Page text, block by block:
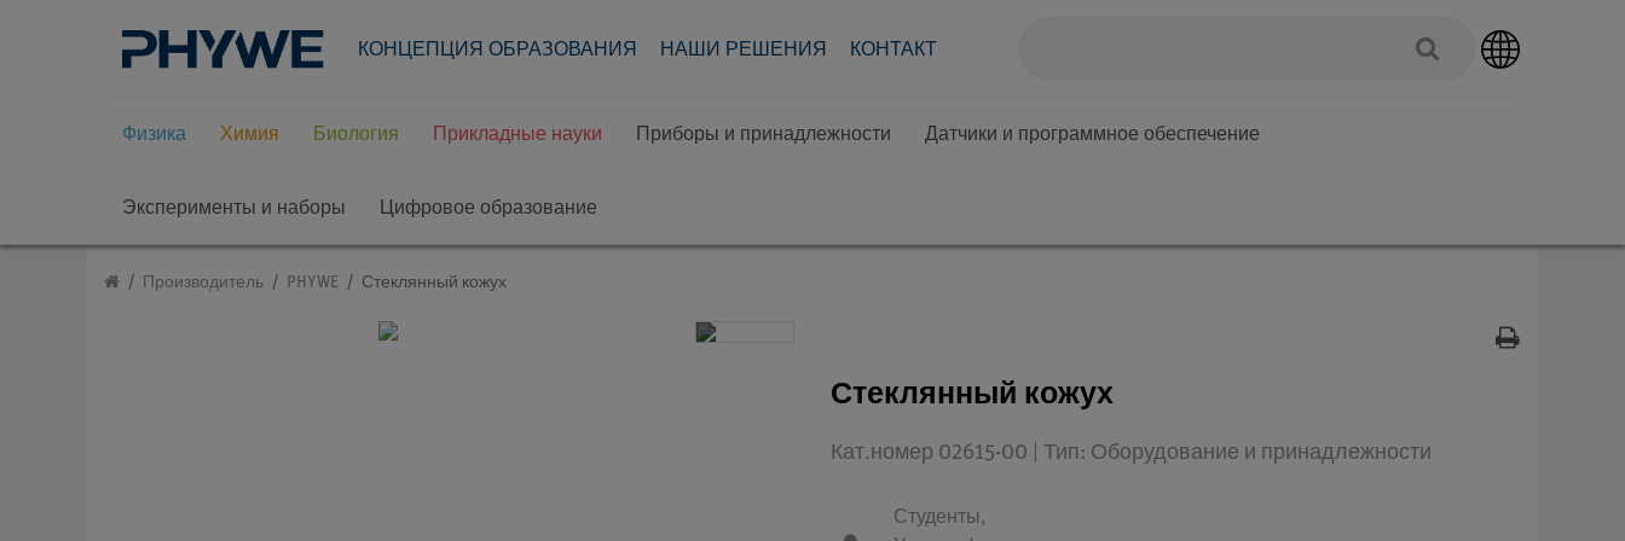
КОНЦЕПЦИЯ ОБРАЗОВАНИЯ НАШИ РЕШЕНИЯ КОНТАКТ
Физика Химия Биология Прикладные науки Приборы и принадлежности Датчики и программное обеспечение
Эксперименты и наборы Цифровое образование
Производитель PHYWE Стеклянный кожух
Стеклянный кожух
Кат.номер 02615-00 | Тип: Оборудование и принадлежности
Студенты,